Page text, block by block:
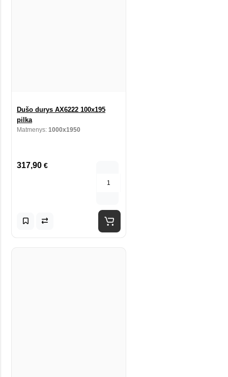
Dušo durys AX6222 100x195
pilka
Matmenys: 1000x1950
317,90 €